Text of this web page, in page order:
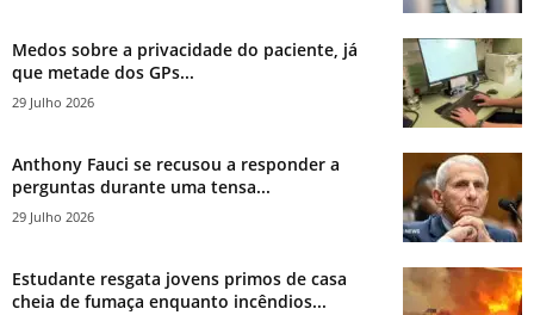
Medos sobre a privacidade do paciente, já
que metade dos GPs...
29 Julho 2026
Anthony Fauci se recusou a responder a
perguntas durante uma tensa...
29 Julho 2026
Estudante resgata jovens primos de casa
cheia de fumaça enquanto incêndios...